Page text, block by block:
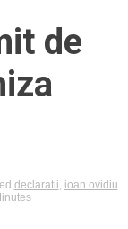
de
declaratii ioan ovidiu